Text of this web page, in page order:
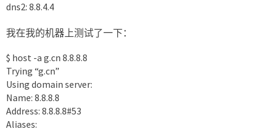
dns2: 8.8.4.4
我在我的机器上测试了一下：
$ host -a g.cn 8.8.8.8
Trying “g.cn”
Using domain server:
Name: 8.8.8.8
Address: 8.8.8.8#53
Aliases: